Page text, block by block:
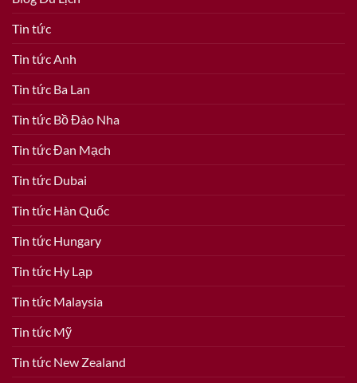
Tin tức
Tin tức Anh
Tin tức Ba Lan
Tin tức Bồ Đào Nha
Tin tức Đan Mạch
Tin tức Dubai
Tin tức Hàn Quốc
Tin tức Hungary
Tin tức Hy Lạp
Tin tức Malaysia
Tin tức Mỹ
Tin tức New Zealand